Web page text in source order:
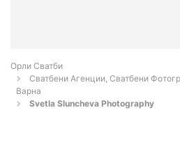
Орли Сватби
Сватбени Агенции, Сватбени
Варна
Svetla Sluncheva Photography